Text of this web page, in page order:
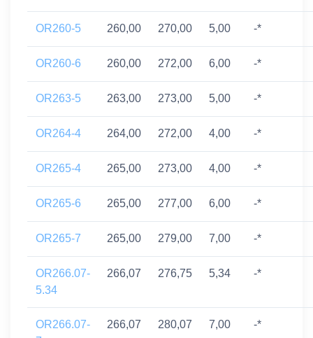
OR260-5 260,00 270,00 5,00 -*
OR260-6 260,00 272,00 6,00 -*
OR263-5 263,00 273,00 5,00 -*
OR264-4 264,00 272,00 4,00 -*
OR265-4 265,00 273,00 4,00 -*
OR265-6 265,00 277,00 6,00 -*
OR265-7 265,00 279,00 7,00 -*
OR266.07-
5.34
266,07 276,75 5,34 -*
OR266.07-
266,07 280,07 7,00 -*